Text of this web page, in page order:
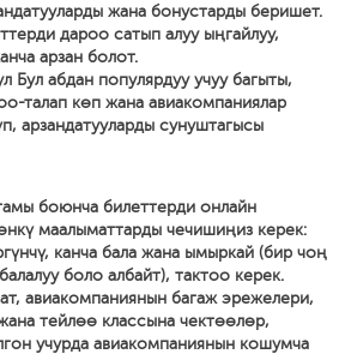
жана бонустарды беришет.
дароо сатып алуу ыңгайлуу,
арзан болот.
Бул абдан популярдуу учуу багыты,
талап көп жана авиакомпаниялар
арзандатууларды сунуштагысы
боюнча билеттерди онлайн
маалыматтарды чечишиңиз керек:
канча бала жана ымыркай (бир чоң
боло албайт), тактоо керек.
авиакомпаниянын багаж эрежелери,
тейлөө классына чектөөлөр,
учурда авиакомпаниянын кошумча